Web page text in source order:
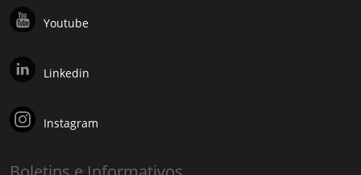
Youtube
Linkedin
Instagram